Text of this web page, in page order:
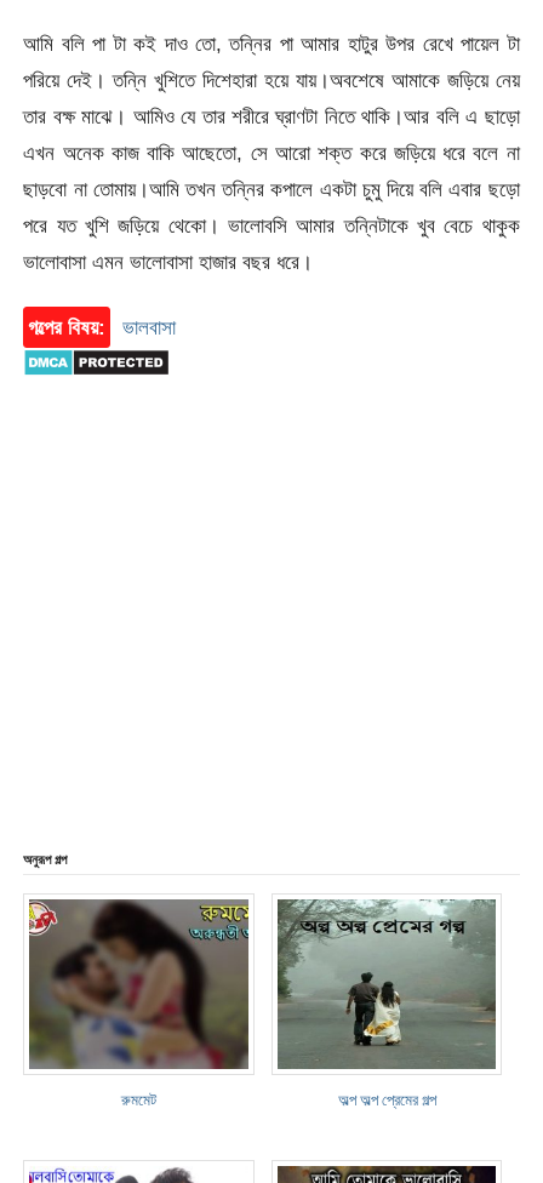
আমি বলি পা টা কই দাও তো, তন্নির পা আমার হাটুর উপর রেখে পায়েল টা
পরিয়ে দেই। তন্নি খুশিতে দিশেহারা হয়ে যায়।অবশেষে আমাকে জড়িয়ে নেয়
তার বক্ষ মাঝে। আমিও যে তার শরীরে ঘ্রাণটা নিতে থাকি।আর বলি এ ছাড়ো
এখন অনেক কাজ বাকি আছেতো, সে আরো শক্ত করে জড়িয়ে ধরে বলে না
ছাড়বো না তোমায়।আমি তখন তন্নির কপালে একটা চুমু দিয়ে বলি এবার ছড়ো
পরে যত খুশি জড়িয়ে থেকো। ভালোবসি আমার তন্নিটাকে খুব বেচে থাকুক
ভালোবাসা এমন ভালোবাসা হাজার বছর ধরে।
গল্পের বিষয়: ভালবাসা
অনুরূপ গল্প
রুমমেট অল্প অল্প প্রেমের গল্প